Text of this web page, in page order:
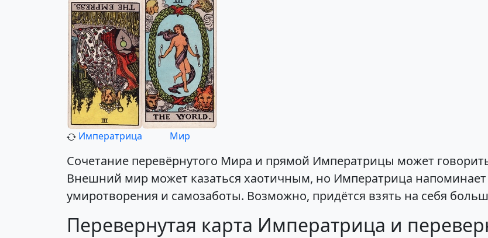
Императрица Мир
Сочетание перевёрнутого Мира и прямой Императрицы может
Внешний мир может казаться хаотичным, но Императрица напоминает
умиротворения и самозаботы. Возможно, придётся взять на себя
Перевернутая карта Императрица и